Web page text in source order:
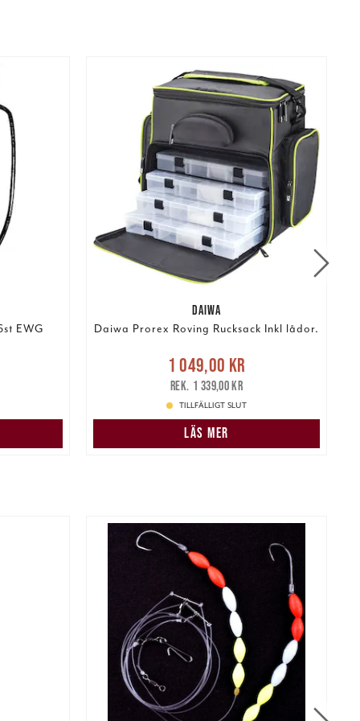
EWG
DAIWA
Daiwa Prorex Roving Rucksack Inkl lådor.
Nuvarande pris
1 049,00 krTidigare pris
1 339,00 kr
1 049,00 kr
1 339,00 kr
TILLFÄLLIGT SLUT
LÄS MER